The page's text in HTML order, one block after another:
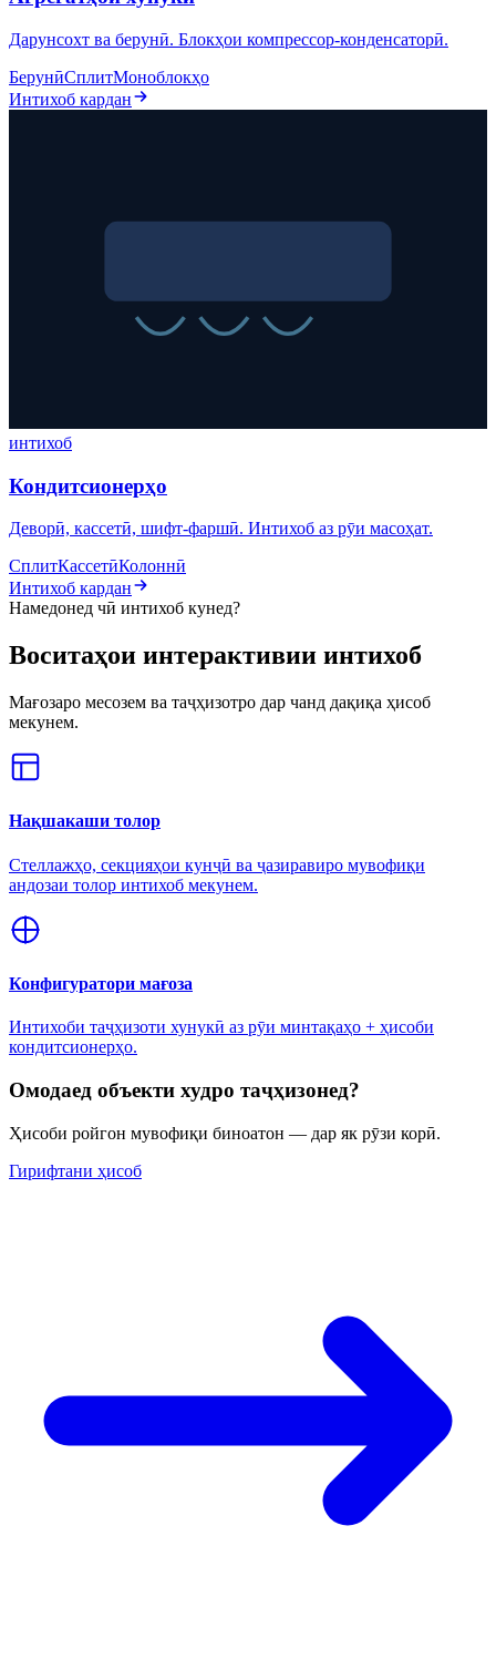
Дарунсохт ва берунӣ. Блокҳои компрессор-конденсаторӣ.
БерунӣСплитМоноблокҳо
Интихоб кардан
интихоб
Кондитсионерҳо
Деворӣ, кассетӣ, шифт-фаршӣ. Интихоб аз рӯи масоҳат.
СплитКассетӣКолоннӣ
Интихоб кардан
Намедонед чӣ интихоб кунед?
Воситаҳои интерактивии интихоб
Мағозаро месозем ва таҷҳизотро дар чанд дақиқа ҳисоб
мекунем.
Нақшакаши толор
Стеллажҳо, секцияҳои кунҷӣ ва ҷазиравиро мувофиқи
андозаи толор интихоб мекунем.
Конфигуратори мағоза
Интихоби таҷҳизоти хунукӣ аз рӯи минтақаҳо + ҳисоби
кондитсионерҳо.
Омодаед объекти худро таҷҳизонед?
Ҳисоби ройгон мувофиқи биноатон — дар як рӯзи корӣ.
Гирифтани ҳисоб